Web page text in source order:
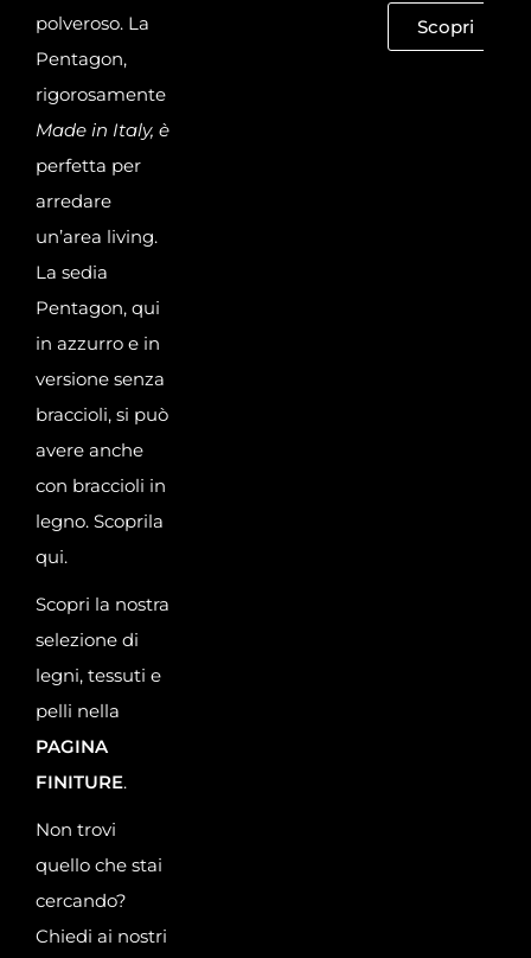
polveroso. La
Pentagon,
rigorosamente
Made in Italy, è
perfetta per
arredare
un’area living.
La sedia
Pentagon, qui
in azzurro e in
versione senza
braccioli, si può
avere anche
con braccioli in
legno. Scoprila
qui.
Scopri la nostra
selezione di
legni, tessuti e
pelli nella
PAGINA
FINITURE.
Non trovi
quello che stai
cercando?
Chiedi ai nostri
Scopri